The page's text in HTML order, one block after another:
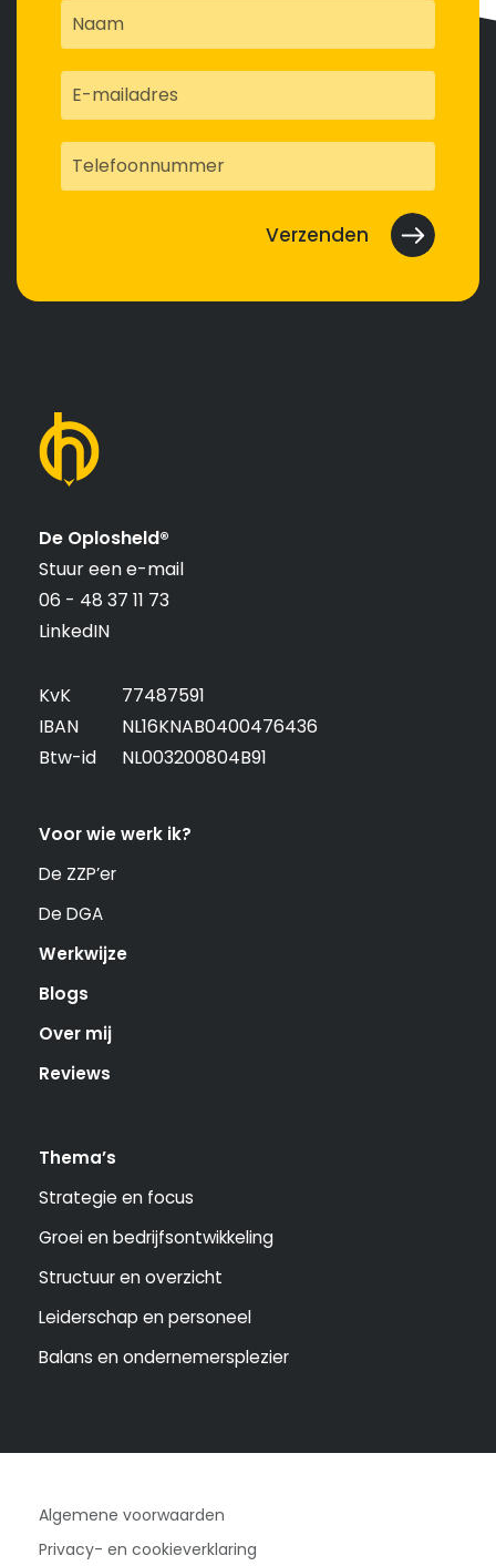
De Oplosheld®
Stuur een e-mail
06 - 48 37 11 73
LinkedIN
KvK
77487591
IBAN
NL16KNAB0400476436
Btw-id
NL003200804B91
Voor wie werk ik?
De ZZP’er
De DGA
Werkwijze
Blogs
Over mij
Reviews
Thema’s
Strategie en focus
Groei en bedrijfsontwikkeling
Structuur en overzicht
Leiderschap en personeel
Balans en ondernemersplezier
Algemene voorwaarden
Privacy- en cookieverklaring